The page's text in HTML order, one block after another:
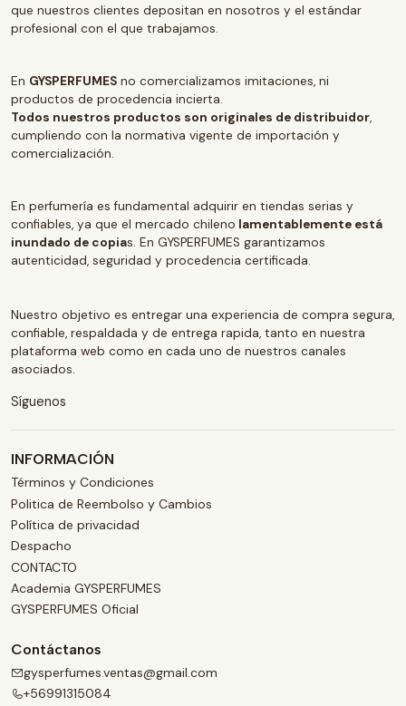
que nuestros clientes depositan en nosotros y el estándar
profesional con el que trabajamos.
En GYSPERFUMES no comercializamos imitaciones, ni
productos de procedencia incierta.
Todos nuestros productos son originales de distribuidor,
cumpliendo con la normativa vigente de importación y
comercialización.
En perfumería es fundamental adquirir en tiendas serias y
confiables, ya que el mercado chileno lamentablemente está
inundado de copias. En GYSPERFUMES garantizamos
autenticidad, seguridad y procedencia certificada.
Nuestro objetivo es entregar una experiencia de compra segura,
confiable, respaldada y de entrega rapida, tanto en nuestra
plataforma web como en cada uno de nuestros canales
asociados.
Síguenos
INFORMACIÓN
Términos y Condiciones
Politica de Reembolso y Cambios
Política de privacidad
Despacho
CONTACTO
Academia GYSPERFUMES
GYSPERFUMES Oficial
Contáctanos
gysperfumes.ventas@gmail.com
+56991315084